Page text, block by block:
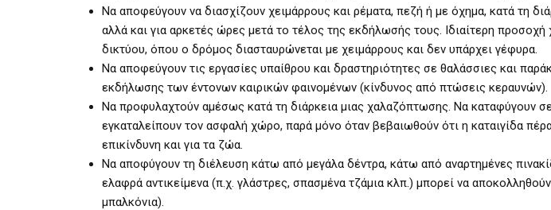
Να αποφεύγουν να διασχίζουν χειμάρρους και ρέματα, πεζή ή με όχημα, κατά τη
αλλά και για αρκετές ώρες μετά το τέλος της εκδήλωσής τους. Ιδιαίτερη προσοχή
δικτύου, όπου ο δρόμος διασταυρώνεται με χειμάρρους και δεν υπάρχει γέφυρα.
Να αποφεύγουν τις εργασίες υπαίθρου και δραστηριότητες σε θαλάσσιες και
εκδήλωσης των έντονων καιρικών φαινομένων (κίνδυνος από πτώσεις κεραυνών).
Να προφυλαχτούν αμέσως κατά τη διάρκεια μιας χαλαζόπτωσης. Να καταφύγουν σε
εγκαταλείπουν τον ασφαλή χώρο, παρά μόνο όταν βεβαιωθούν ότι η καταιγίδα
επικίνδυνη και για τα ζώα.
Να αποφύγουν τη διέλευση κάτω από μεγάλα δέντρα, κάτω από αναρτημένες
ελαφρά αντικείμενα (π.χ. γλάστρες, σπασμένα τζάμια κλπ.) μπορεί να
μπαλκόνια).